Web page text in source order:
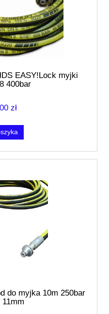
EASY!Lock myjki
400bar
zł
do myjka 10m 250bar